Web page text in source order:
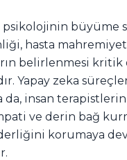
psikolojinin büyüme
hasta
belirlenmesi kritik
Yapay zeka
da, insan
ve derin bağ
korumaya